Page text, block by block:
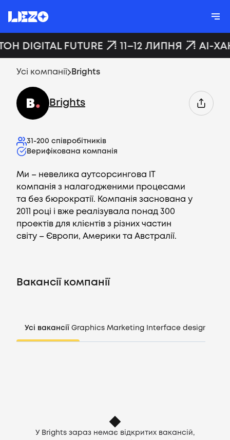
Компанії
DIGITAL FUTURE 11–12 ЛИПНЯ AI-
Усі компанії Brights
Brights
31-200 співробітників
Верифікована компанія
Ми – невелика аутсорсингова IT
компанія з налагодженими процесами
та без бюрократії. Компанія заснована у
2011 році і вже реалізувала понад 300
проектів для клієнтів з різних частин
світу – Європи, Америки та Австралії.
Вакансії компанії
Усі вакансії Graphics Marketing Interface design
У Brights зараз немає відкритих вакансій,